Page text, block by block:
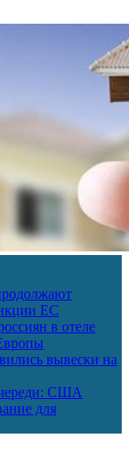
ЕС
в отеле
вывески на
США
для